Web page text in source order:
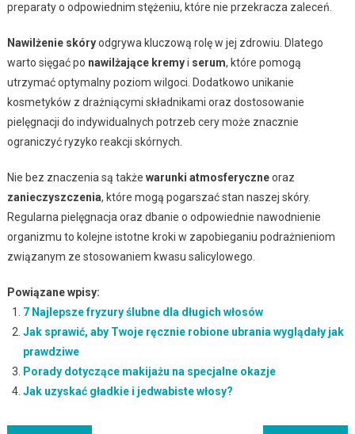
preparaty o odpowiednim stężeniu, które nie przekracza zaleceń.
Nawilżenie skóryodgrywa kluczową rolę w jej zdrowiu. Dlatego
warto sięgać po nawilżające kremyi serum, które pomogą
utrzymać optymalny poziom wilgoci. Dodatkowo unikanie
kosmetyków z drażniącymi składnikami oraz dostosowanie
pielęgnacji do indywidualnych potrzeb cery może znacznie
ograniczyć ryzyko reakcji skórnych.
Nie bez znaczenia są także warunki atmosferyczneoraz
zanieczyszczenia, które mogą pogarszać stan naszej skóry.
Regularna pielęgnacja oraz dbanie o odpowiednie nawodnienie
organizmu to kolejne istotne kroki w zapobieganiu podrażnieniom
związanym ze stosowaniem kwasu salicylowego.
Powiązane wpisy:
7 Najlepsze fryzury ślubne dla długich włosów
Jak sprawić, aby Twoje ręcznie robione ubrania wyglądały jak
prawdziwe
Porady dotyczące makijażu na specjalne okazje
Jak uzyskać gładkie i jedwabiste włosy?